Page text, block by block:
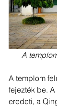
A
A templom
fejezték be.
eredeti, a